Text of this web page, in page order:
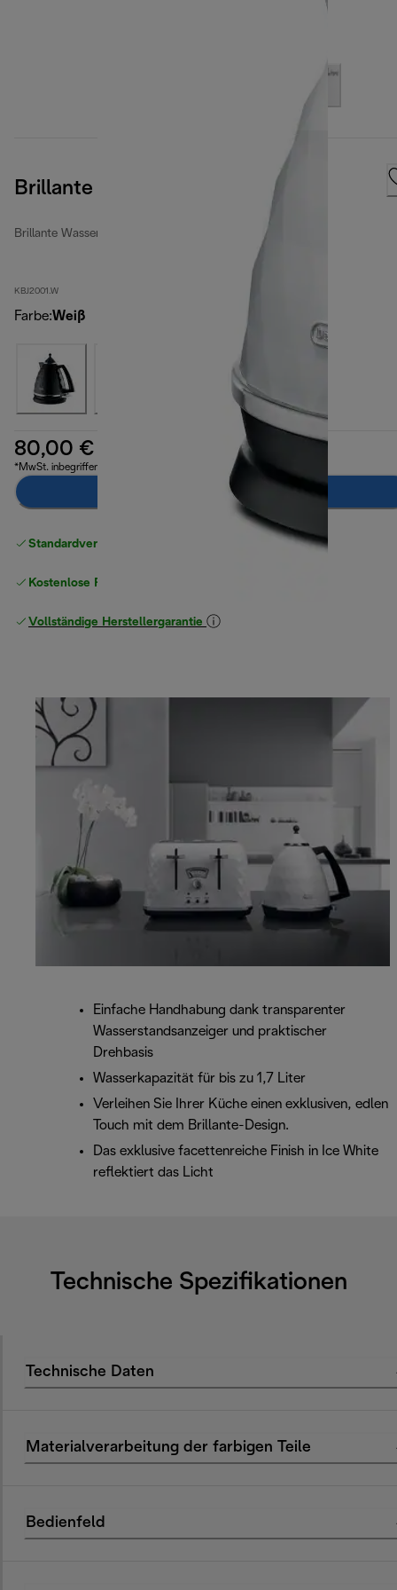
Brillante
Brillante Wasserkocher
KBJ2001.W
Farbe:Weiß
80,00 €
*MwSt. inbegriffen
Zum Warenkorb hinzufügen
Standardversand kostenlos
Kostenlose Rücksendungen
Vollständige Herstellergarantie
Einfache Handhabung dank transparenter
Wasserstandsanzeiger und praktischer
Drehbasis
Wasserkapazität für bis zu 1,7 Liter
Verleihen Sie Ihrer Küche einen exklusiven, edlen
Touch mit dem Brillante-Design.
Das exklusive facettenreiche Finish in Ice White
reflektiert das Licht
Technische Spezifikationen
Technische Daten
Materialverarbeitung der farbigen Teile
Bedienfeld